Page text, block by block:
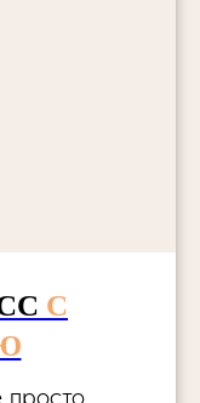
С
просто